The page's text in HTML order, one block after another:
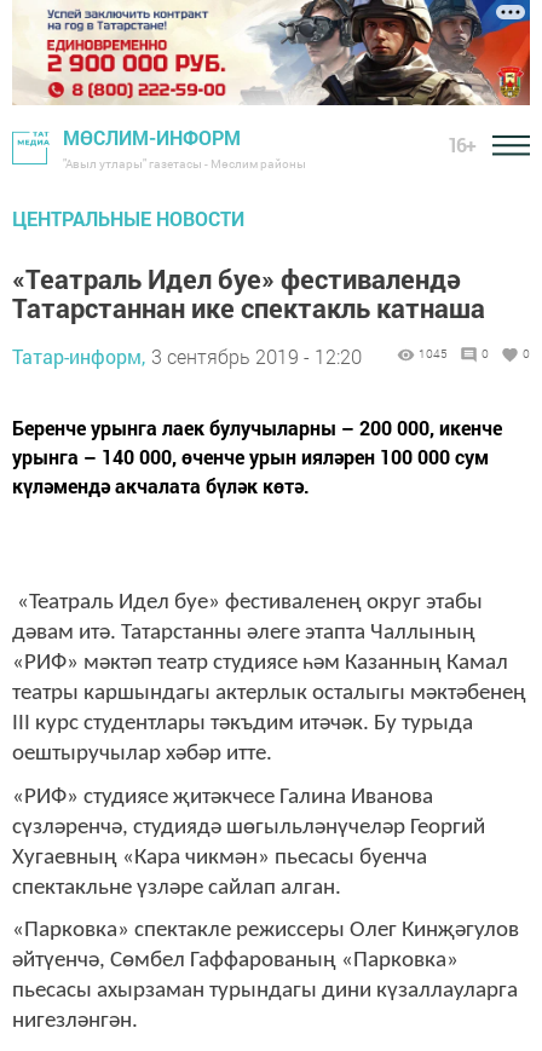
МӨСЛИМ-ИНФОРМ
"Авыл утлары" газетасы - Мөслим районы
16+
ЦЕНТРАЛЬНЫЕ НОВОСТИ
«Театраль Идел буе» фестивалендә
Татарстаннан ике спектакль катнаша
Татар-информ, 3 сентябрь 2019 - 12:20 1045 0 0
Беренче урынга лаек булучыларны – 200 000, икенче
урынга – 140 000, өченче урын ияләрен 100 000 сум
күләмендә акчалата бүләк көтә.
«Театраль Идел буе» фестиваленең округ этабы
дәвам итә. Татарстанны әлеге этапта Чаллының
«РИФ» мәктәп театр студиясе һәм Казанның Камал
театры каршындагы актерлык осталыгы мәктәбенең
III курс студентлары тәкъдим итәчәк. Бу турыда
оештыручылар хәбәр итте.
«РИФ» студиясе җитәкчесе Галина Иванова
сүзләренчә, студиядә шөгыльләнүчеләр Георгий
Хугаевның «Кара чикмән» пьесасы буенча
спектакльне үзләре сайлап алган.
«Парковка» спектакле режиссеры Олег Кинҗәгулов
әйтүенчә, Сөмбел Гаффарованың «Парковка»
пьесасы ахырзаман турындагы дини күзаллауларга
нигезләнгән.